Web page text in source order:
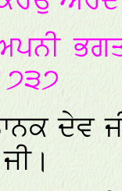
ਦੇਵ